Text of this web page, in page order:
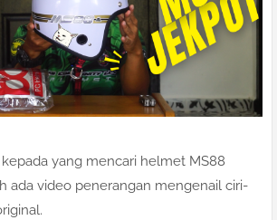
yang mencari helmet MS88
ada video penerangan mengenail ciri-